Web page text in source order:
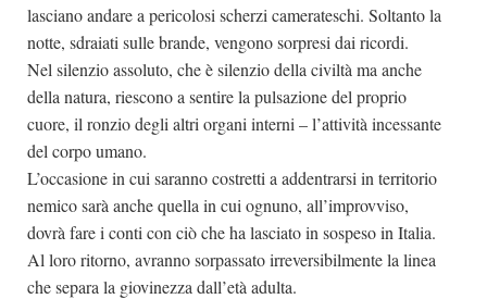
lasciano andare a pericolosi scherzi camerateschi. Soltanto la
notte, sdraiati sulle brande, vengono sorpresi dai ricordi.
Nel silenzio assoluto, che è silenzio della civiltà ma anche
della natura, riescono a sentire la pulsazione del proprio
cuore, il ronzio degli altri organi interni – l’attività incessante
del corpo umano.
L’occasione in cui saranno costretti a addentrarsi in territorio
nemico sarà anche quella in cui ognuno, all’improvviso,
dovrà fare i conti con ciò che ha lasciato in sospeso in Italia.
Al loro ritorno, avranno sorpassato irreversibilmente la linea
che separa la giovinezza dall’età adulta.